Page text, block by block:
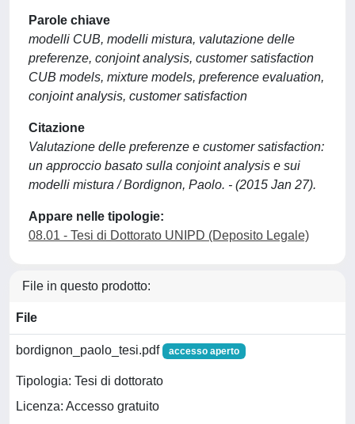
Parole chiave
modelli CUB, modelli mistura, valutazione delle
preferenze, conjoint analysis, customer satisfaction
CUB models, mixture models, preference evaluation,
conjoint analysis, customer satisfaction
Citazione
Valutazione delle preferenze e customer satisfaction:
un approccio basato sulla conjoint analysis e sui
modelli mistura / Bordignon, Paolo. - (2015 Jan 27).
Appare nelle tipologie:
08.01 - Tesi di Dottorato UNIPD (Deposito Legale)
File in questo prodotto:
File
bordignon_paolo_tesi.pdf accesso aperto
Tipologia: Tesi di dottorato
Licenza: Accesso gratuito